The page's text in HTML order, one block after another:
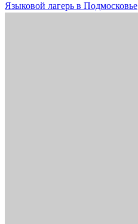
Языковой лагерь в Подмосковье